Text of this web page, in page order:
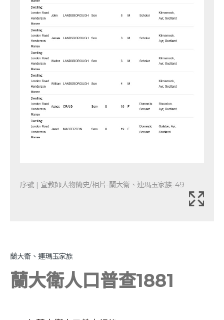
序號 | 宣教師人物簡史/相片-蘭大衛、連瑪玉家族-49
蘭大衛、連瑪玉家族
蘭大衛人口普查1881